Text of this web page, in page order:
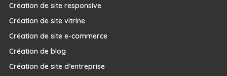
Création de site responsive
Création de site vitrine
Création de site e-commerce
Création de blog
Création de site d’entreprise